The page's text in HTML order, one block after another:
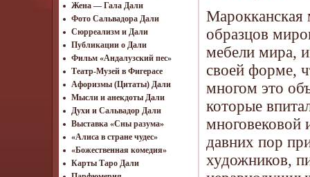
Жена — Гала Дали
Фото Сальвадора Дали
Cюрреализм и Дали
Публикации о Дали
Фильм «Андалузский пес»
Театр-Музей в Фигерасе
Афоризмы (Цитаты) Дали
Мысли и анекдоты Дали
Духи и Сальвадор Дали
Выставка «Сны разума»
«Алиса в стране чудес»
«Божественная комедия»
Карты Таро Дали
Марокканская
образцов
мебели мира,
своей форме,
многом это
которые
многовековой
давних пор
художников,